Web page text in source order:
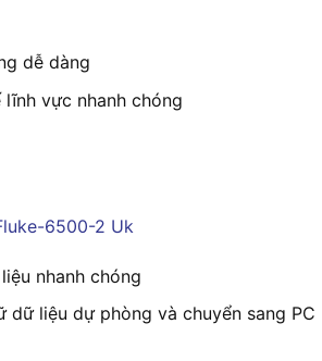
dễ dàng
vực nhanh chóng
nhanh chóng
dữ liệu dự phòng và chuyển sang PC